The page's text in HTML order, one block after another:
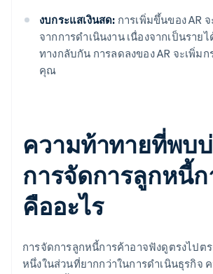
งบกระแสเงินสด: การเพิ่มขึ้นของ AR
จากการดําเนินงาน เนื่องจากเป็นราย
ทางกลับกัน การลดลงของ AR จะเพิ่ม
คุณ
ความท้าทายที่พบ
การจัดการลูกหนี้ก
คืออะไร
การจัดการลูกหนี้การค้าอาจฟังดูตรงไปต
หนึ่งในส่วนที่ยากกว่าในการดําเนินธุรกิจ